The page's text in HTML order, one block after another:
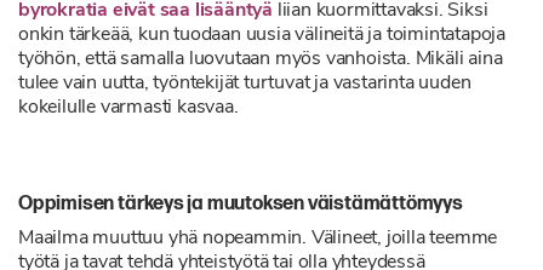
byrokratia eivät saa lisääntyä liian kuormittavaksi. Siksi
onkin tärkeää, kun tuodaan uusia välineitä ja toimintatapoja
työhön, että samalla luovutaan myös vanhoista. Mikäli aina
tulee vain uutta, työntekijät turtuvat ja vastarinta uuden
kokeilulle varmasti kasvaa.
Oppimisen tärkeys ja muutoksen väistämättömyys
Maailma muuttuu yhä nopeammin. Välineet, joilla teemme
työtä ja tavat tehdä yhteistyötä tai olla yhteydessä